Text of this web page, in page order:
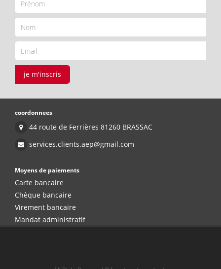
je m'inscris
coordonnees
44 route de Ferrières 81260 BRASSAC
services.clients.aep@gmail.com
Moyens de paiements
Carte bancaire
Chèque bancaire
Virement bancaire
Mandat administratif